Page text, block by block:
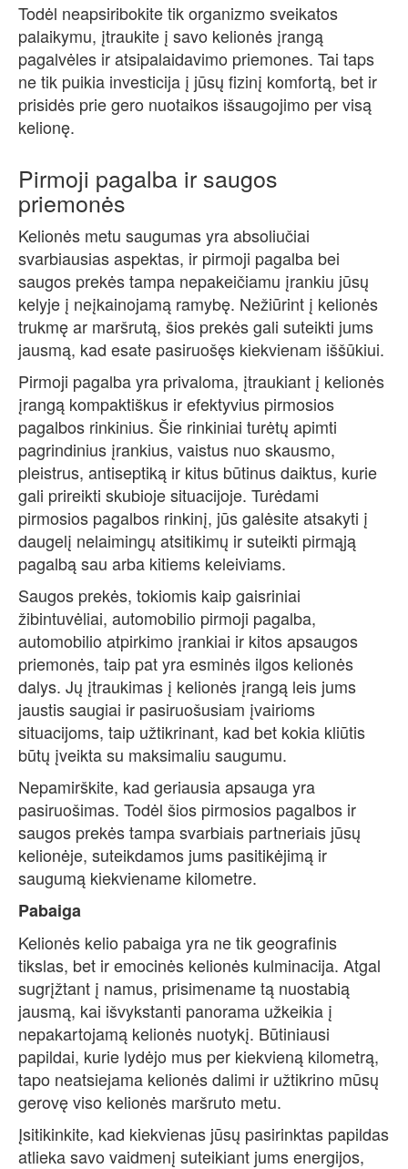
Todėl neapsiribokite tik organizmo sveikatos
palaikymu, įtraukite į savo kelionės įrangą
pagalvėles ir atsipalaidavimo priemones. Tai taps
ne tik puikia investicija į jūsų fizinį komfortą, bet ir
prisidės prie gero nuotaikos išsaugojimo per visą
kelionę.
Pirmoji pagalba ir saugos
priemonės
Kelionės metu saugumas yra absoliučiai
svarbiausias aspektas, ir pirmoji pagalba bei
saugos prekės tampa nepakeičiamu įrankiu jūsų
kelyje į neįkainojamą ramybę. Nežiūrint į kelionės
trukmę ar maršrutą, šios prekės gali suteikti jums
jausmą, kad esate pasiruošęs kiekvienam iššūkiui.
Pirmoji pagalba yra privaloma, įtraukiant į kelionės
įrangą kompaktiškus ir efektyvius pirmosios
pagalbos rinkinius. Šie rinkiniai turėtų apimti
pagrindinius įrankius, vaistus nuo skausmo,
pleistrus, antiseptiką ir kitus būtinus daiktus, kurie
gali prireikti skubioje situacijoje. Turėdami
pirmosios pagalbos rinkinį, jūs galėsite atsakyti į
daugelį nelaimingų atsitikimų ir suteikti pirmąją
pagalbą sau arba kitiems keleiviams.
Saugos prekės, tokiomis kaip gaisriniai
žibintuvėliai, automobilio pirmoji pagalba,
automobilio atpirkimo įrankiai ir kitos apsaugos
priemonės, taip pat yra esminės ilgos kelionės
dalys. Jų įtraukimas į kelionės įrangą leis jums
jaustis saugiai ir pasiruošusiam įvairioms
situacijoms, taip užtikrinant, kad bet kokia kliūtis
būtų įveikta su maksimaliu saugumu.
Nepamirškite, kad geriausia apsauga yra
pasiruošimas. Todėl šios pirmosios pagalbos ir
saugos prekės tampa svarbiais partneriais jūsų
kelionėje, suteikdamos jums pasitikėjimą ir
saugumą kiekviename kilometre.
Pabaiga
Kelionės kelio pabaiga yra ne tik geografinis
tikslas, bet ir emocinės kelionės kulminacija. Atgal
sugrįžtant į namus, prisimename tą nuostabią
jausmą, kai išvykstanti panorama užkeikia į
nepakartojamą kelionės nuotykį. Būtiniausi
papildai, kurie lydėjo mus per kiekvieną kilometrą,
tapo neatsiejama kelionės dalimi ir užtikrino mūsų
gerovę viso kelionės maršruto metu.
Įsitikinkite, kad kiekvienas jūsų pasirinktas papildas
atlieka savo vaidmenį suteikiant jums energijos,